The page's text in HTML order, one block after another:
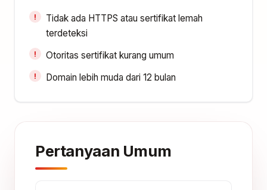
Tidak ada HTTPS atau sertifikat lemah
terdeteksi
Otoritas sertifikat kurang umum
Domain lebih muda dari 12 bulan
Pertanyaan Umum